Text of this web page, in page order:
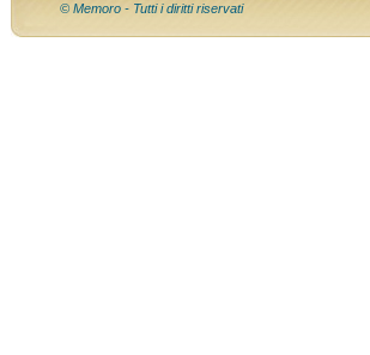
© Memoro - Tutti i diritti riservati